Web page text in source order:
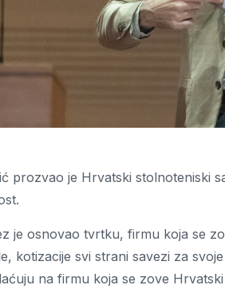
prozvao je Hrvatski stolnoteniski
je osnovao tvrtku, firmu koja se
kotizacije svi strani savezi za
na firmu koja se zove